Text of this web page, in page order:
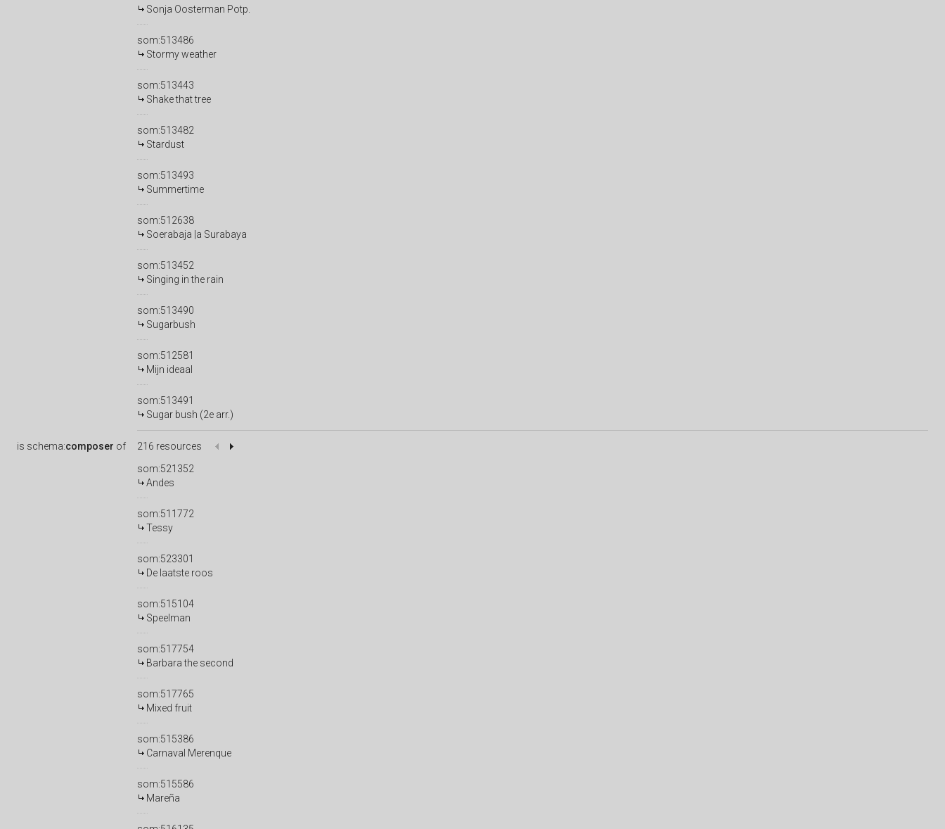
Sonja Oosterman Potp.
som:513486
Stormy weather
som:513443
Shake that tree
som:513482
Stardust
som:513493
Summertime
som:512638
Soerabaja |a Surabaya
som:513452
Singing in the rain
som:513490
Sugarbush
som:512581
Mijn ideaal
som:513491
Sugar bush (2e arr.)
is schema:composer of
216 resources
som:521352
Andes
som:511772
Tessy
som:523301
De laatste roos
som:515104
Speelman
som:517754
Barbara the second
som:517765
Mixed fruit
som:515386
Carnaval Merenque
som:515586
Mareña